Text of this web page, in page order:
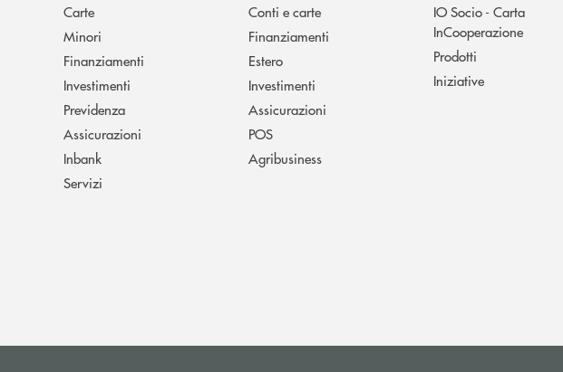
Carte
Minori
Finanziamenti
Investimenti
Previdenza
Assicurazioni
Inbank
Servizi
Conti e carte
Finanziamenti
Estero
Investimenti
Assicurazioni
POS
Agribusiness
IO Socio - Carta
InCooperazione
Prodotti
Iniziative